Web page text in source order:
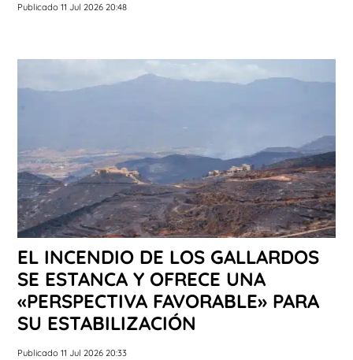
Publicado 11 Jul 2026 20:48
EL INCENDIO DE LOS GALLARDOS
SE ESTANCA Y OFRECE UNA
«PERSPECTIVA FAVORABLE» PARA
SU ESTABILIZACIÓN
Publicado 11 Jul 2026 20:33